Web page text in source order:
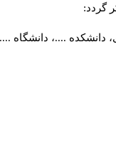
گردد:
....، دانشگاه ....،